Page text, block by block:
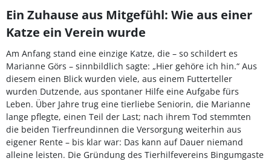
Ein Zuhause aus Mitgefühl: Wie aus einer
Katze ein Verein wurde
Am Anfang stand eine einzige Katze, die – so schildert es
Marianne Görs – sinnbildlich sagte: „Hier gehöre ich hin.“ Aus
diesem einen Blick wurden viele, aus einem Futterteller
wurden Dutzende, aus spontaner Hilfe eine Aufgabe fürs
Leben. Über Jahre trug eine tierliebe Seniorin, die Marianne
lange pflegte, einen Teil der Last; nach ihrem Tod stemmten
die beiden Tierfreundinnen die Versorgung weiterhin aus
eigener Rente – bis klar war: Das kann auf Dauer niemand
alleine leisten. Die Gründung des Tierhilfevereins Bingumgaste